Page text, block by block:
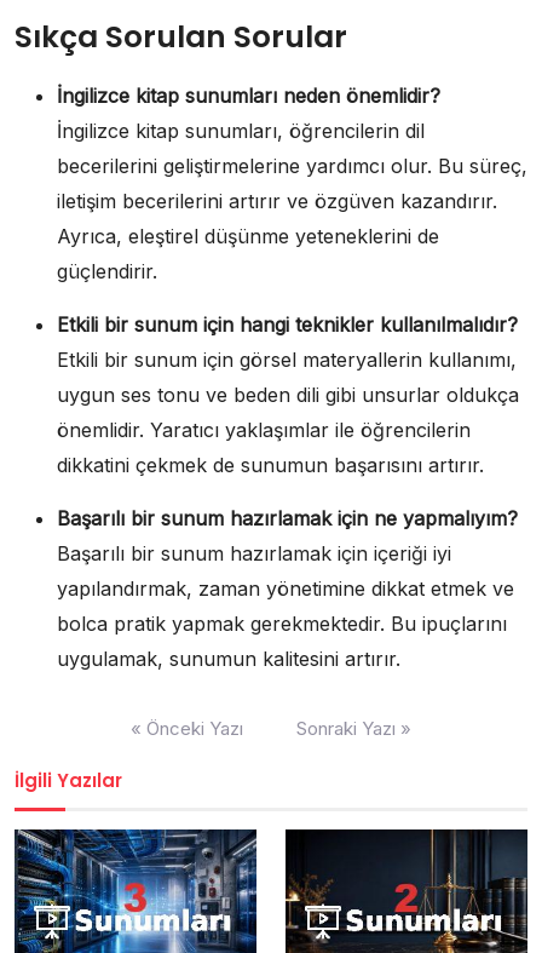
Sıkça Sorulan Sorular
İngilizce kitap sunumları neden önemlidir?
İngilizce kitap sunumları, öğrencilerin dil
becerilerini geliştirmelerine yardımcı olur. Bu süreç,
iletişim becerilerini artırır ve özgüven kazandırır.
Ayrıca, eleştirel düşünme yeteneklerini de
güçlendirir.
Etkili bir sunum için hangi teknikler kullanılmalıdır?
Etkili bir sunum için görsel materyallerin kullanımı,
uygun ses tonu ve beden dili gibi unsurlar oldukça
önemlidir. Yaratıcı yaklaşımlar ile öğrencilerin
dikkatini çekmek de sunumun başarısını artırır.
Başarılı bir sunum hazırlamak için ne yapmalıyım?
Başarılı bir sunum hazırlamak için içeriği iyi
yapılandırmak, zaman yönetimine dikkat etmek ve
bolca pratik yapmak gerekmektedir. Bu ipuçlarını
uygulamak, sunumun kalitesini artırır.
« Önceki Yazı Sonraki Yazı »
İlgili Yazılar